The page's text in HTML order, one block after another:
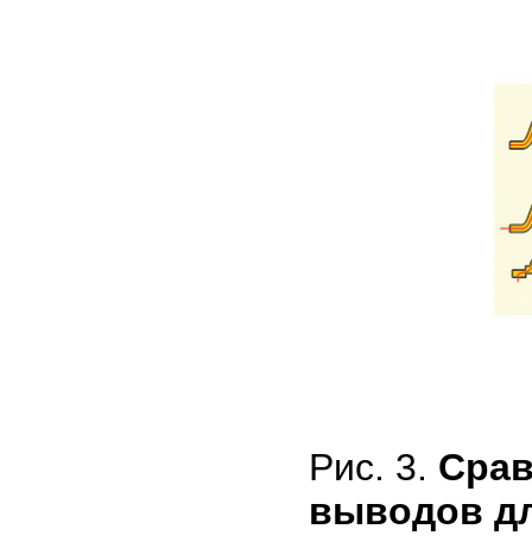
Рис. 3.
выводов